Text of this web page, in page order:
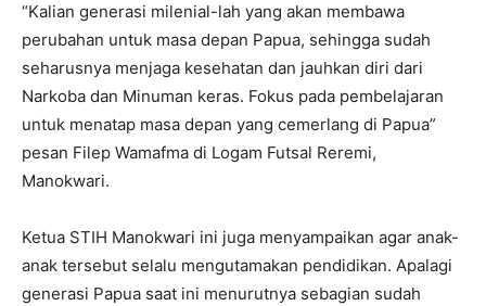
“Kalian generasi milenial-lah yang akan membawa
perubahan untuk masa depan Papua, sehingga sudah
seharusnya menjaga kesehatan dan jauhkan diri dari
Narkoba dan Minuman keras. Fokus pada pembelajaran
untuk menatap masa depan yang cemerlang di Papua”
pesan Filep Wamafma di Logam Futsal Reremi,
Manokwari.
Ketua STIH Manokwari ini juga menyampaikan agar anak-
anak tersebut selalu mengutamakan pendidikan. Apalagi
generasi Papua saat ini menurutnya sebagian sudah